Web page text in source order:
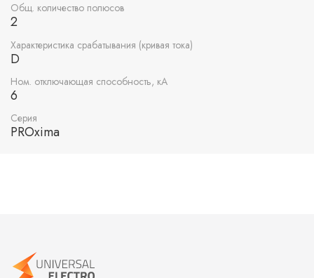
Общ. количество полюсов
2
Характеристика срабатывания (кривая тока)
D
Ном. отключающая способность, кА
6
Серия
PROxima